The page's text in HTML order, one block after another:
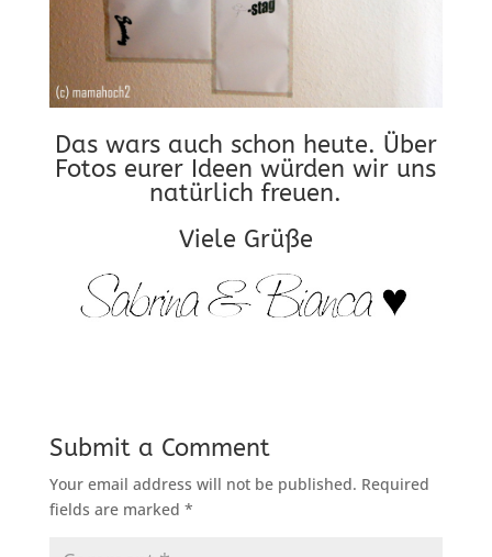
Das wars auch schon heute. Über
Fotos eurer Ideen würden wir uns
natürlich freuen.
Viele Grüße
Submit a Comment
Your email address will not be published. Required
fields are marked *